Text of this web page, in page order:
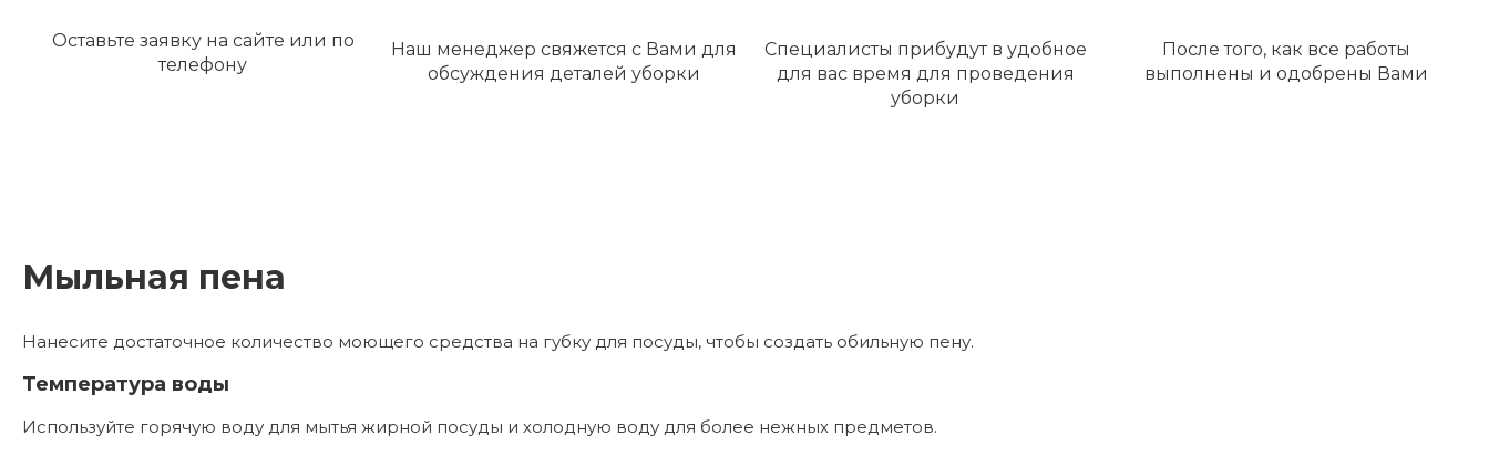
Оставьте заявку на сайте или по
телефону
Наш менеджер свяжется с Вами для
обсуждения деталей уборки
Специалисты прибудут в удобное
для вас время для проведения
уборки
После того, как все работы
выполнены и одобрены Вами
Мыльная пена
Нанесите достаточное количество моющего средства на губку для посуды, чтобы создать обильную пену.
Температура воды
Используйте горячую воду для мытья жирной посуды и холодную воду для более нежных предметов.